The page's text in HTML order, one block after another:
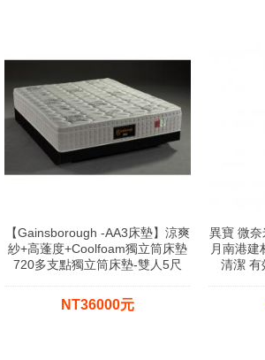
【Gainsborough -AA3床墊】涼爽
紗+高蓬度+Coolfoam獨立筒床墊
720多支點獨立筒床墊-雙人5尺
NT36000元
異寶 微
月南港建
清潔 有